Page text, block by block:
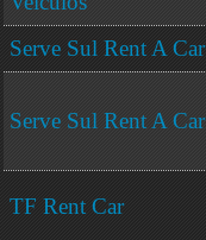
Serve Sul Rent A Car
Serve Sul Rent A Car
TF Rent Car